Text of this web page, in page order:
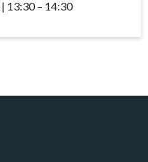
| 13:30accessibility.time_to
– 14:30